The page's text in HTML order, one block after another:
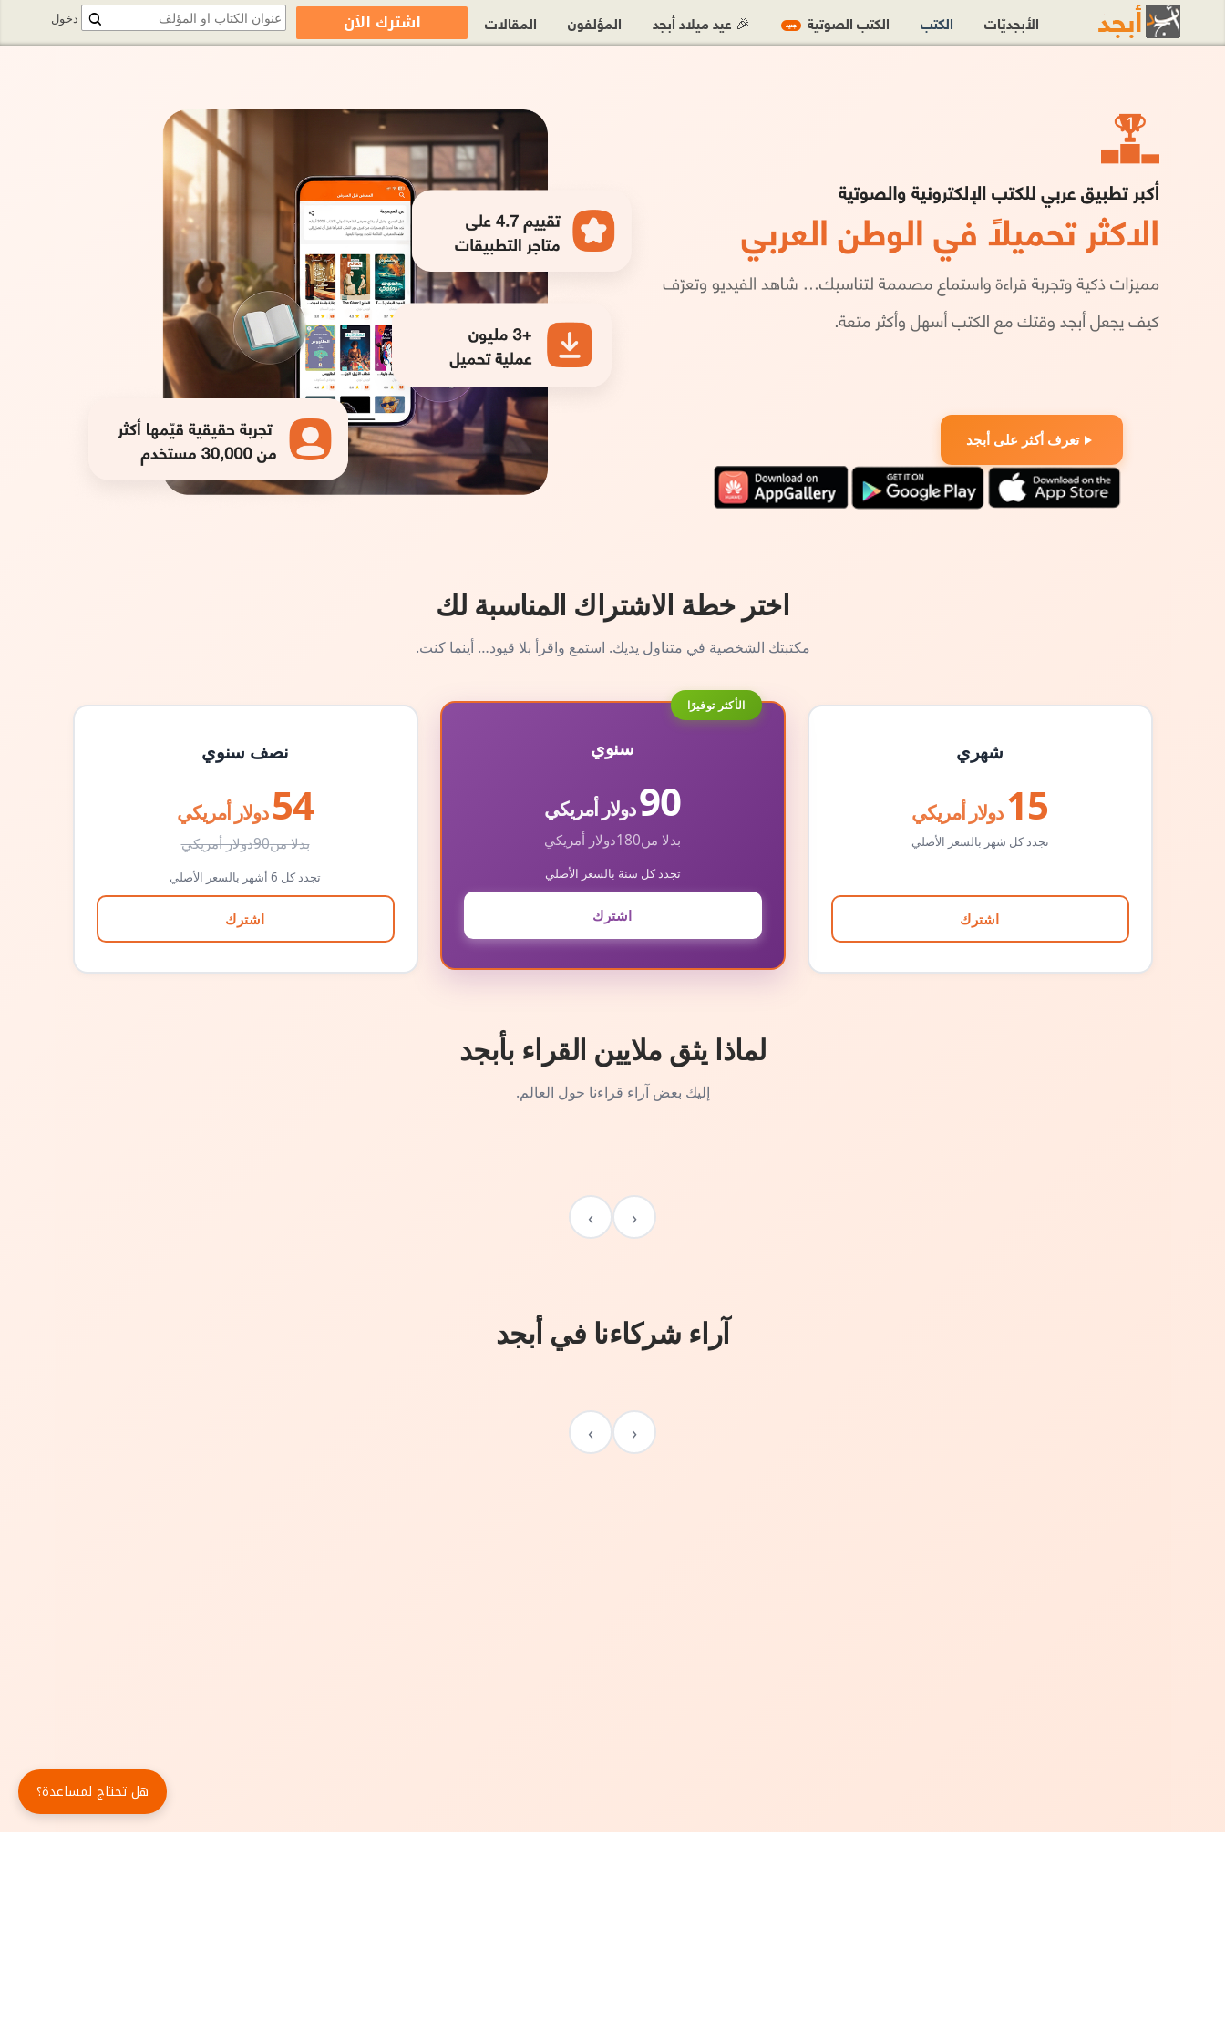
تعرف أكثر على أبجد
اختر خطة الاشتراك المناسبة لك
مكتبتك الشخصية في متناول يديك. استمع واقرأ بلا قيود… أينما كنت.
شهري
15 دولار أمريكي
تجدد كل شهر بالسعر الأصلي
اشترك
الأكثر توفيرًا
سنوي
90دولار أمريكي
بدلا من180دولار أمريكي
تجدد كل سنة بالسعر الأصلي
اشترك
نصف سنوي
54 دولار أمريكي
بدلا من90دولار أمريكي
تجدد كل 6 أشهر بالسعر الأصلي
اشترك
لماذا يثق ملايين القراء بأبجد
إليك بعض آراء قراءنا حول العالم.
‹
›
آراء شركاءنا في أبجد
‹
›
دخول الأبجديّات الكتب الكتب الصوتية جديد 🎉 عيد ميلاد أبجد المؤلفون المقالات اشترك الآن
هل تحتاج لمساعدة؟